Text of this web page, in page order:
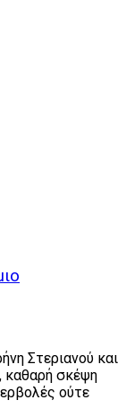
Στεριανού και
καθαρή σκέψη
ούτε